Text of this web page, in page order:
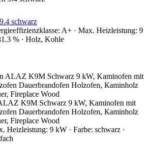
schwarz
A+ · Max. Heizleistung: 9
% · Holz, Kohle
K9M Schwarz 9 kW, Kaminofen mit
Dauerbrandofen Holzofen, Кaminholz
Fireplace Wood
Heizleistung: 9 kW · Farbe: schwarz ·